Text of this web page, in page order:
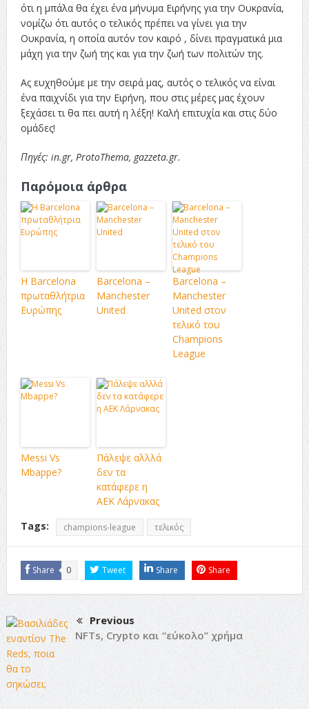
ότι η μπάλα θα έχει ένα μήνυμα Ειρήνης για την Ουκρανία,
νομίζω ότι αυτός ο τελικός πρέπει να γίνει για την
Ουκρανία, η οποία αυτόν τον καιρό , δίνει πραγματικά μια
μάχη για την ζωή της και για την ζωή των πολιτών της.
Ας ευχηθούμε με την σειρά μας, αυτός ο τελικός να είναι
ένα παιχνίδι για την Ειρήνη, που στις μέρες μας έχουν
ξεχάσει τι θα πει αυτή η λέξη! Καλή επιτυχία και στις δύο
ομάδες!
Πηγές: in.gr, ProtoThema, gazzeta.gr.
Παρόμοια άρθρα
Η Barcelona
πρωταθλήτρια
Ευρώπης
Barcelona –
Manchester
United
Barcelona –
Manchester
United στον
τελικό του
Champions
League
Messi Vs
Mbappe?
Πάλεψε αλλλά
δεν τα
κατάφερε η
ΑΕΚ Λάρνακας
Tags:
champions-league τελικός
Share 0 Tweet Share Share
Previous
NFTs, Crypto και “εύκολο” χρήμα